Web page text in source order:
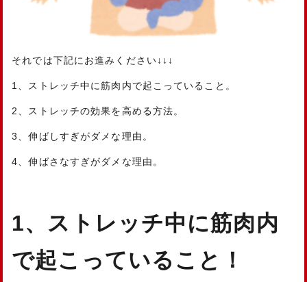
それでは下記にお進みください↓↓↓
1、ストレッチ中に筋肉内で起こっていること。
2、ストレッチの効果を高める方法。
3、伸ばしすぎがダメな理由。
4、伸ばさなすぎがダメな理由。
1、ストレッチ中に筋肉内
で起こっていること！